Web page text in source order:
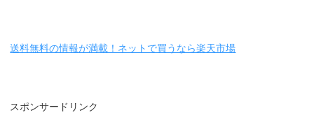
送料無料の情報が満載！ネットで買うなら楽天市場
スポンサードリンク